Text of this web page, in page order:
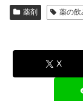
薬剤 薬の飲
X